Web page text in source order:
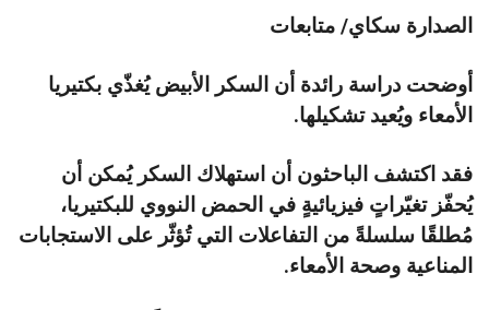
الصدارة سكاي/ متابعات
أوضحت دراسة رائدة أن السكر الأبيض يُغذّي بكتيريا
الأمعاء ويُعيد تشكيلها.
فقد اكتشف الباحثون أن استهلاك السكر يُمكن أن
يُحفّز تغيّراتٍ فيزيائيةٍ في الحمض النووي للبكتيريا،
مُطلقًا سلسلةً من التفاعلات التي تُؤثّر على الاستجابات
المناعية وصحة الأمعاء.